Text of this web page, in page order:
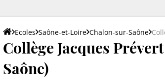
Ecoles Saône-et-Loire Chalon-sur-Saône
Collège Jacques
Saône)